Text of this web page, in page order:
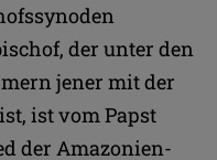
der unter den
jener mit der
ist vom Papst
der Amazonien-